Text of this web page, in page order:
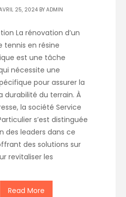
25, 2024 BY ADMIN
La rénovation d’un
tennis en résine
est une tâche
nécessite une
pour assurer la
durabilité du terrain. À
la société Service
s’est distinguée
des leaders dans ce
des solutions sur
revitaliser les
Read More